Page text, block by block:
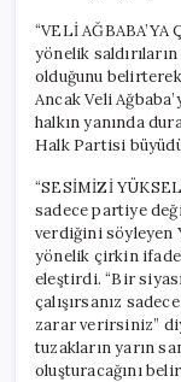
“VELİ AĞBABA’YA
yönelik
olduğunu
Ancak Veli
halkın yanında
Halk Partisi
“SESİMİZİ
sadece partiye
verdiğini söyleyen
yönelik çirkin
eleştirdi. “Bir
çalışırsanız
zarar verirsiniz”
tuzakların yarın
oluşturacağını